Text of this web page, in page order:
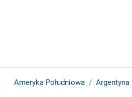
Ameryka Południowa Argentyna